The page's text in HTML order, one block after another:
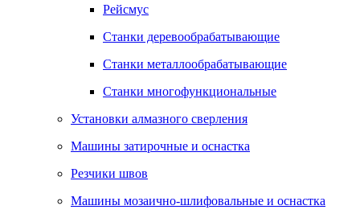
Рейсмус
Станки деревообрабатывающие
Станки металлообрабатывающие
Станки многофункциональные
Установки алмазного сверления
Машины затирочные и оснастка
Резчики швов
Машины мозаично-шлифовальные и оснастка